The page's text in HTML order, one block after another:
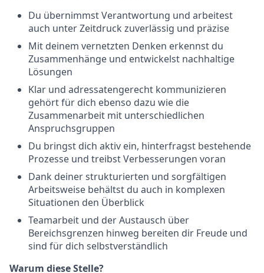
Du übernimmst Verantwortung und arbeitest
auch unter Zeitdruck zuverlässig und präzise
Mit deinem vernetzten Denken erkennst du
Zusammenhänge und entwickelst nachhaltige
Lösungen
Klar und adressatengerecht kommunizieren
gehört für dich ebenso dazu wie die
Zusammenarbeit mit unterschiedlichen
Anspruchsgruppen
Du bringst dich aktiv ein, hinterfragst bestehende
Prozesse und treibst Verbesserungen voran
Dank deiner strukturierten und sorgfältigen
Arbeitsweise behältst du auch in komplexen
Situationen den Überblick
Teamarbeit und der Austausch über
Bereichsgrenzen hinweg bereiten dir Freude und
sind für dich selbstverständlich
Warum diese Stelle?